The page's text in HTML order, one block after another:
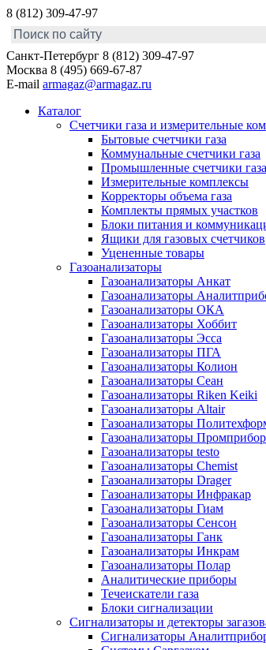
8 (812) 309-47-97
Санкт-Петербург 8 (812) 309-47-97
Москва 8 (495) 669-67-87
E-mail armagaz@armagaz.ru
Каталог
Счетчики газа и измерительные
Бытовые счетчики газа
Коммунальные счетчики газа
Промышленные счетчики газа
Измерительные комплексы
Корректоры объема газа
Комплекты прямых участков
Блоки питания и
Ящики для газовых счетчиков
Уцененные товары
Газоанализаторы
Газоанализаторы Анкат
Газоанализаторы
Газоанализаторы ОКА
Газоанализаторы Хоббит
Газоанализаторы Эсса
Газоанализаторы ПГА
Газоанализаторы Колион
Газоанализаторы Сеан
Газоанализаторы Riken Keiki
Газоанализаторы Altair
Газоанализаторы
Газоанализаторы
Газоанализаторы testo
Газоанализаторы Chemist
Газоанализаторы Drager
Газоанализаторы Инфракар
Газоанализаторы Гиам
Газоанализаторы Сенсон
Газоанализаторы Ганк
Газоанализаторы Инкрам
Газоанализаторы Полар
Аналитические приборы
Течеискатели газа
Блоки сигнализации
Сигнализаторы и детекторы
Сигнализаторы